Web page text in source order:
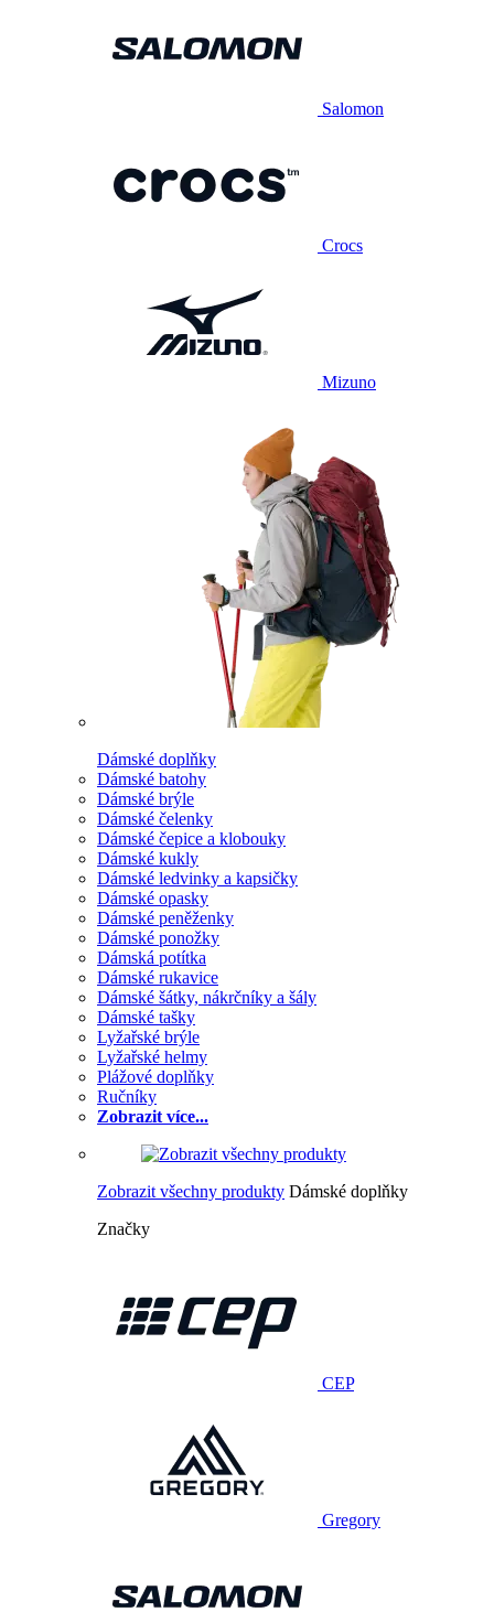
Salomon
Crocs
Mizuno
Dámské doplňky
Dámské batohy
Dámské brýle
Dámské čelenky
Dámské čepice a klobouky
Dámské kukly
Dámské ledvinky a kapsičky
Dámské opasky
Dámské peněženky
Dámské ponožky
Dámská potítka
Dámské rukavice
Dámské šátky, nákrčníky a šály
Dámské tašky
Lyžařské brýle
Lyžařské helmy
Plážové doplňky
Ručníky
Zobrazit více...
Zobrazit všechny produkty Dámské doplňky
Značky
CEP
Gregory